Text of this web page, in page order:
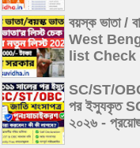
বয়স্ক ভাতা /
West
list Check
SC/ST/
পর ইস্যুকৃত
২০২৬ -